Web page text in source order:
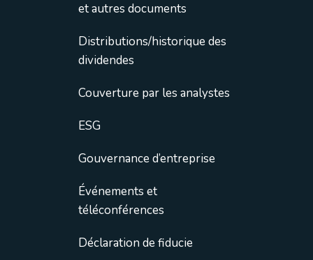
et autres documents
Distributions/historique des
dividendes
Couverture par les analystes
ESG
Gouvernance d’entreprise
Événements et
téléconférences
Déclaration de fiducie